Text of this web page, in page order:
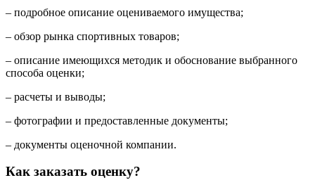
– подробное описание оцениваемого имущества;
– обзор рынка спортивных товаров;
– описание имеющихся методик и обоснование выбранного
способа оценки;
– расчеты и выводы;
– фотографии и предоставленные документы;
– документы оценочной компании.
Как заказать оценку?